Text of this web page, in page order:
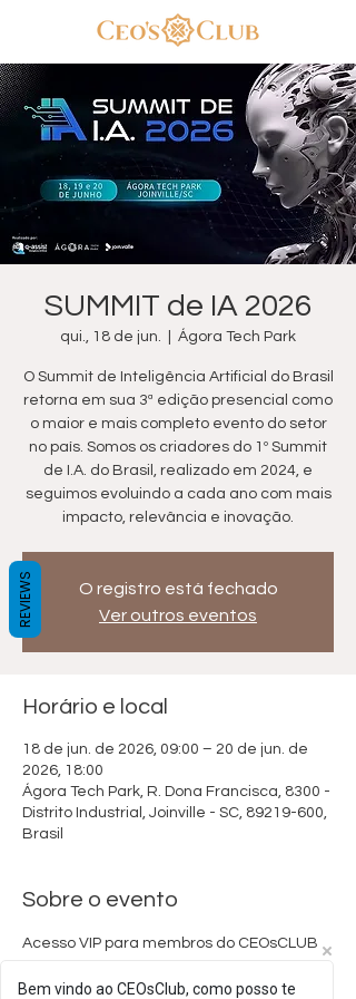
SUMMIT de IA 2026
qui., 18 de jun. Ágora Tech Park
O Summit de Inteligência Artificial do Brasil
retorna em sua 3ª edição presencial como
o maior e mais completo evento do setor
no país. Somos os criadores do 1º Summit
de I.A. do Brasil, realizado em 2024, e
seguimos evoluindo a cada ano com mais
impacto, relevância e inovação.
O registro está fechado
Ver outros eventos
Horário e local
18 de jun. de 2026, 09:00 – 20 de jun. de
2026, 18:00
Ágora Tech Park, R. Dona Francisca, 8300 -
Distrito Industrial, Joinville - SC, 89219-600,
Brasil
Sobre o evento
Acesso VIP para membros do CEOsCLUB
https://www.sympla.com.br/evento/summit
REVIEWS
Bem vindo ao CEOsClub, como posso te